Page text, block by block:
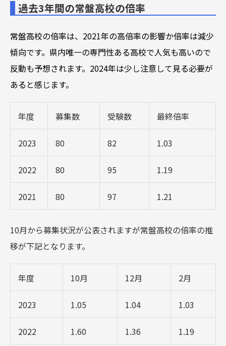
過去3年間の常盤高校の倍率
常盤高校の倍率は、2021年の高倍率の影響か倍率は減少
傾向です。県内唯一の専門性ある高校で人気も高いので
反動も予想されます。2024年は少し注意して見る必要が
あると感じます。
年度 募集数 受験数 最終倍率
2023 80 82 1.03
2022 80 95 1.19
2021 80 97 1.21
10月から募集状況が公表されますが常盤高校の倍率の推
移が下記となります。
年度 10月 12月 2月
2023 1.05 1.04 1.03
2022 1.60 1.36 1.19